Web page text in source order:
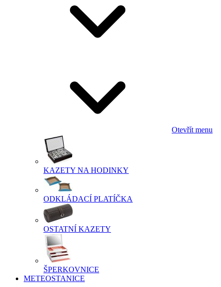
Otevřít menu
KAZETY NA HODINKY
ODKLÁDACÍ PLATÍČKA
OSTATNÍ KAZETY
ŠPERKOVNICE
METEOSTANICE